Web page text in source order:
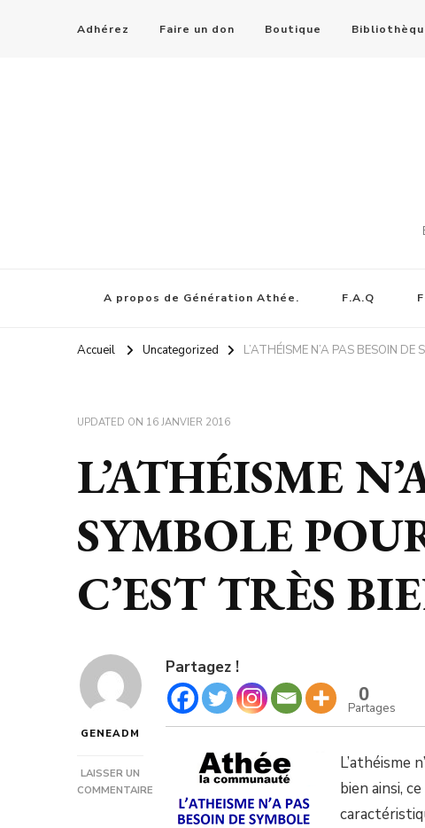
Adhérez Faire un don Boutique
A propos de Génération Athée. F.A.Q
Accueil Uncategorized L’ATHÉISME N’A PAS BESOIN
UPDATED ON 16 JANVIER 2016
L’ATHÉISME
SYMBOLE
C’EST TRÈS
GENEADM
LAISSER UN
COMMENTAIRE
Partagez !
0
Partages
L’athéisme
bien ainsi,